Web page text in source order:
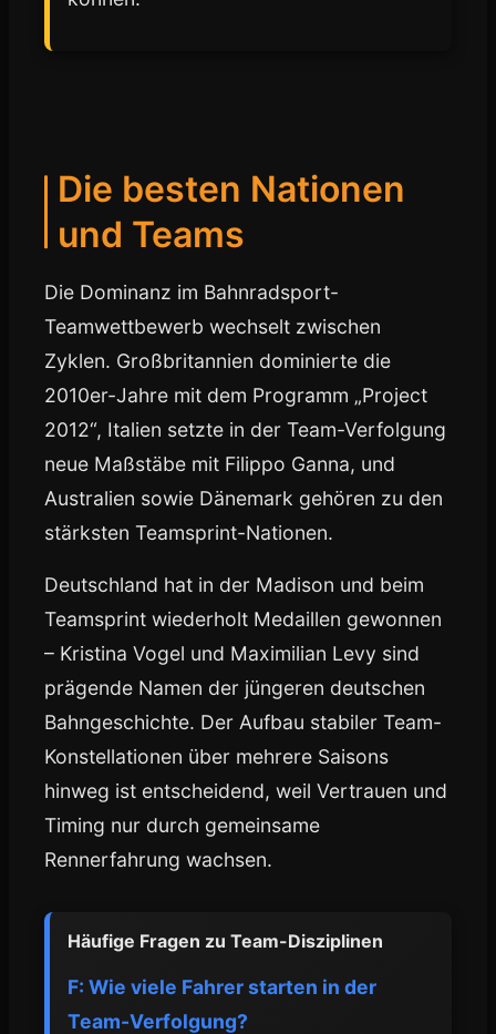
Die besten Nationen
und Teams
Die Dominanz im Bahnradsport-
Teamwettbewerb wechselt zwischen
Zyklen. Großbritannien dominierte die
2010er-Jahre mit dem Programm „Project
2012“, Italien setzte in der Team-Verfolgung
neue Maßstäbe mit Filippo Ganna, und
Australien sowie Dänemark gehören zu den
stärksten Teamsprint-Nationen.
Deutschland hat in der Madison und beim
Teamsprint wiederholt Medaillen gewonnen
– Kristina Vogel und Maximilian Levy sind
prägende Namen der jüngeren deutschen
Bahngeschichte. Der Aufbau stabiler Team-
Konstellationen über mehrere Saisons
hinweg ist entscheidend, weil Vertrauen und
Timing nur durch gemeinsame
Rennerfahrung wachsen.
Häufige Fragen zu Team-Disziplinen
F: Wie viele Fahrer starten in der
Team-Verfolgung?